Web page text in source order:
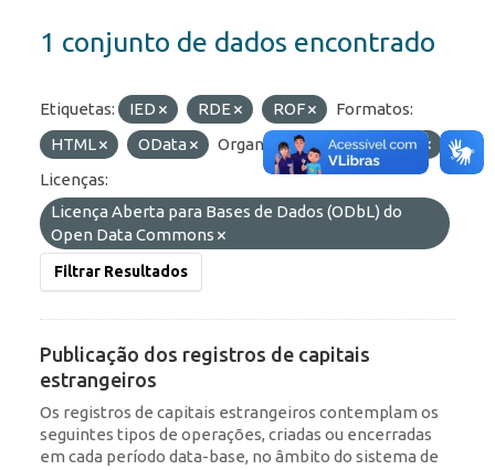
1 conjunto de dados encontrado
Etiquetas: IED RDE ROF
Formatos:
HTML
OData Organizações:
BCB/Dstat
Licenças:
Licença Aberta para Bases de Dados (ODbL) do
Open Data Commons
Filtrar Resultados
Publicação dos registros de capitais
estrangeiros
Os registros de capitais estrangeiros contemplam os
seguintes tipos de operações, criadas ou encerradas
em cada período data-base, no âmbito do sistema de